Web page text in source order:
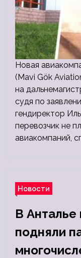
Новая
(Mavi Gök
на
судя по
гендиректор
перевозчик не
авиакомпаний,
Новости
В
подняли